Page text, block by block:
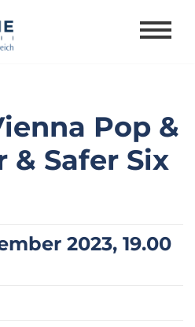
Pop &
& Safer Six
2023, 19.00